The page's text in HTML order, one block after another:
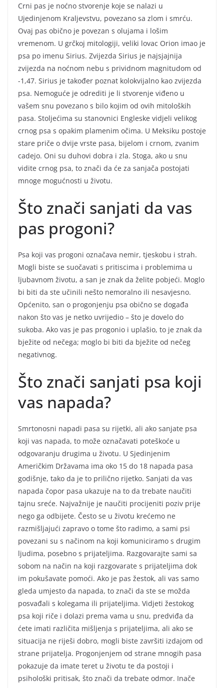
Crni pas je noćno stvorenje koje se nalazi u
Ujedinjenom Kraljevstvu, povezano sa zlom i smrću.
Ovaj pas obično je povezan s olujama i lošim
vremenom. U grčkoj mitologiji, veliki lovac Orion imao je
psa po imenu Sirius. Zvijezda Sirius je najsjajnija
zvijezda na noćnom nebu s prividnom magnitudom od
-1,47. Sirius je također poznat kolokvijalno kao zvijezda
psa. Nemoguće je odrediti je li stvorenje viđeno u
vašem snu povezano s bilo kojim od ovih mitoloških
pasa. Stoljećima su stanovnici Engleske vidjeli velikog
crnog psa s opakim plamenim očima. U Meksiku postoje
stare priče o dvije vrste pasa, bijelom i crnom, zvanim
cadejo. Oni su duhovi dobra i zla. Stoga, ako u snu
vidite crnog psa, to znači da će za sanjača postojati
mnoge mogućnosti u životu.
Što znači sanjati da vas
pas progoni?
Psa koji vas progoni označava nemir, tjeskobu i strah.
Mogli biste se suočavati s pritiscima i problemima u
ljubavnom životu, a san je znak da želite pobjeći. Moglo
bi biti da ste učinili nešto nemoralno ili nesavjesno.
Općenito, san o progonjenju psa obično se događa
nakon što vas je netko uvrijedio – što je dovelo do
sukoba. Ako vas je pas progonio i uplašio, to je znak da
bježite od nečega; moglo bi biti da bježite od nečeg
negativnog.
Što znači sanjati psa koji
vas napada?
Smrtonosni napadi pasa su rijetki, ali ako sanjate psa
koji vas napada, to može označavati poteškoće u
odgovaranju drugima u životu. U Sjedinjenim
Američkim Državama ima oko 15 do 18 napada pasa
godišnje, tako da je to prilično rijetko. Sanjati da vas
napada čopor pasa ukazuje na to da trebate naučiti
tajnu sreće. Najvažnije je naučiti procijeniti poziv prije
nego ga odbijete. Često se u životu krećemo ne
razmišljajući zapravo o tome što radimo, a sami psi
povezani su s načinom na koji komuniciramo s drugim
ljudima, posebno s prijateljima. Razgovarajte sami sa
sobom na način na koji razgovarate s prijateljima dok
im pokušavate pomoći. Ako je pas žestok, ali vas samo
gleda umjesto da napada, to znači da ste se možda
posvađali s kolegama ili prijateljima. Vidjeti žestokog
psa koji riče i dolazi prema vama u snu, predviđa da
ćete imati različita mišljenja s prijateljima, ali ako se
situacija ne riješi dobro, mogli biste završiti izdajom od
strane prijatelja. Progonjenjem od strane mnogih pasa
pokazuje da imate teret u životu te da postoji i
psihološki pritisak, što znači da trebate odmor. Inače